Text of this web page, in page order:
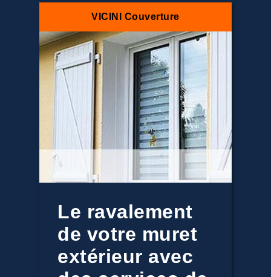
VICINI Couverture
Le ravalement
de votre muret
extérieur avec